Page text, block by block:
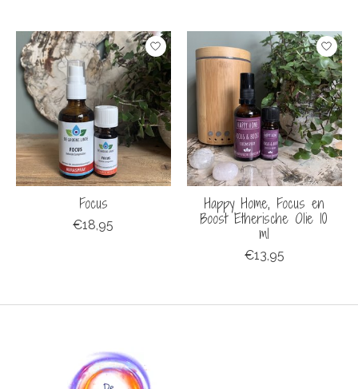
Focus
€18,95
Happy Home, Focus en
Boost Etherische Olie 10
ml
€13,95